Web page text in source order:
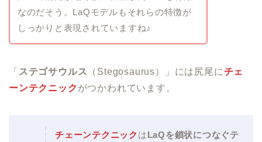
なのだそう。LaQモデルもそれらの特徴が
しっかりと表現されていますね♪
「 ステゴサウルス （Stegosaurus）」には尻尾にチェ
ーンテクニック がつかわれています。
チェーンテクニック はLaQを鎖状につなぐテ